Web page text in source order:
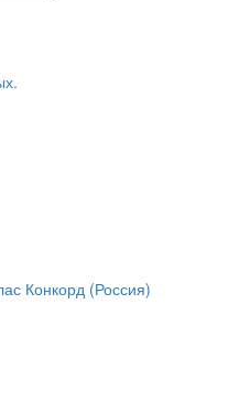
Конкорд (Россия)